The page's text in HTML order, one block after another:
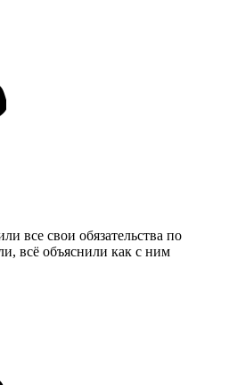
все свои обязательства по
всё объяснили как с ним